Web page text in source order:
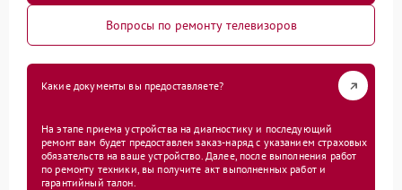
Вопросы по ремонту телевизоров
Какие документы вы предоставляете?
На этапе приема устройства на диагностику и последующий
ремонт вам будет предоставлен заказ-наряд с указанием страховых
обязательств на ваше устройство. Далее, после выполнения работ
по ремонту техники, вы получите акт выполненных работ и
гарантийный талон.